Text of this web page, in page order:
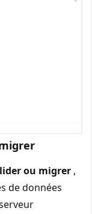
ou migrer ,
de données